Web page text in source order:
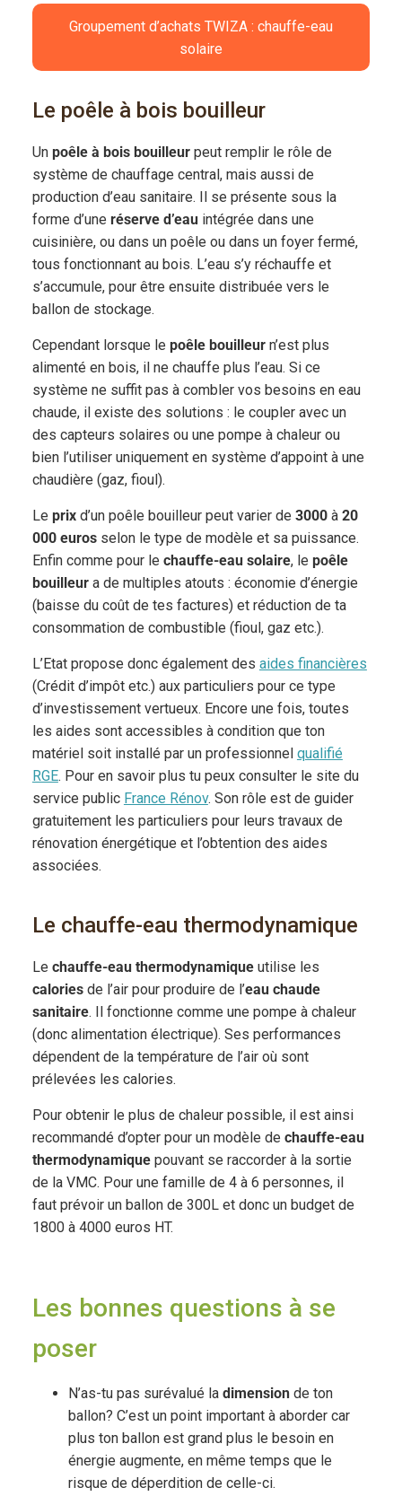
Groupement d’achats TWIZA : chauffe-eau
solaire
Le poêle à bois bouilleur
Un poêle à bois bouilleurpeut remplir le rôle de
système de chauffage central, mais aussi de
production d’eau sanitaire. Il se présente sous la
forme d’une réserve d’eau intégrée dans une
cuisinière, ou dans un poêle ou dans un foyer fermé,
tous fonctionnant au bois. L’eau s’y réchauffe et
s’accumule, pour être ensuite distribuée vers le
ballon de stockage.
Cependant lorsque le poêle bouilleurn’est plus
alimenté en bois, il ne chauffe plus l’eau. Si ce
système ne suffit pas à combler vos besoins en eau
chaude, il existe des solutions : le coupler avec un
des capteurs solaires ou une pompe à chaleur ou
bien l’utiliser uniquement en système d’appoint à une
chaudière (gaz, fioul).
Le prixd’un poêle bouilleur peut varier de 3000à 20
000 eurosselon le type de modèle et sa puissance.
Enfin comme pour le chauffe-eau solaire, le poêle
bouilleura de multiples atouts : économie d’énergie
(baisse du coût de tes factures) et réduction de ta
consommation de combustible (fioul, gaz etc.).
L’Etat propose donc également des aides financières
(Crédit d’impôt etc.) aux particuliers pour ce type
d’investissement vertueux. Encore une fois, toutes
les aides sont accessibles à condition que ton
matériel soit installé par un professionnel qualifié
RGE. Pour en savoir plus tu peux consulter le site du
service public France Rénov. Son rôle est de guider
gratuitement les particuliers pour leurs travaux de
rénovation énergétique et l’obtention des aides
associées.
Le chauffe-eau thermodynamique
Le chauffe-eau thermodynamiqueutilise les
caloriesde l’air pour produire de l’eau chaude
sanitaire. Il fonctionne comme une pompe à chaleur
(donc alimentation électrique). Ses performances
dépendent de la température de l’air où sont
prélevées les calories.
Pour obtenir le plus de chaleur possible, il est ainsi
recommandé d’opter pour un modèle de chauffe-eau
thermodynamiquepouvant se raccorder à la sortie
de la VMC. Pour une famille de 4 à 6 personnes, il
faut prévoir un ballon de 300L et donc un budget de
1800 à 4000 euros HT.
Les bonnes questions à se
poser
N’as-tu pas surévalué la dimensionde ton
ballon? C’est un point important à aborder car
plus ton ballon est grand plus le besoin en
énergie augmente, en même temps que le
risque de déperdition de celle-ci.